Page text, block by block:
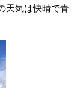
天気は快晴で青